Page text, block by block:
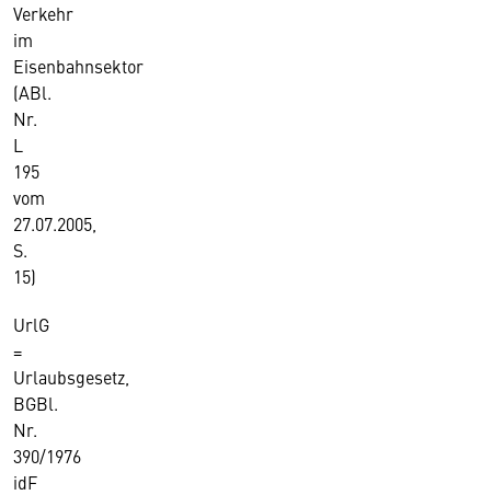
Verkehr
im
Eisenbahnsektor
(ABl.
Nr.
L
195
vom
27.07.2005,
S.
15)
UrlG
=
Urlaubsgesetz,
BGBl.
Nr.
390/1976
idF